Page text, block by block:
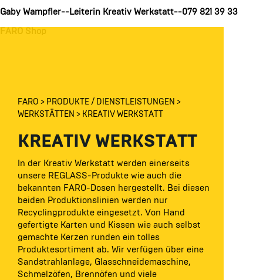
Gaby Wampfler--Leiterin Kreativ Werkstatt--079 821 39 33
FARO Shop
FARO
PRODUKTE / DIENSTLEISTUNGEN
WERKSTÄTTEN
KREATIV WERKSTATT
KREATIV WERKSTATT
In der Kreativ Werkstatt werden einerseits
unsere REGLASS-Produkte wie auch die
bekannten FARO-Dosen hergestellt. Bei diesen
beiden Produktionslinien werden nur
Recyclingprodukte eingesetzt. Von Hand
gefertigte Karten und Kissen wie auch selbst
gemachte Kerzen runden ein tolles
Produktesortiment ab. Wir verfügen über eine
Sandstrahlanlage, Glasschneidemaschine,
Schmelzöfen, Brennöfen und viele